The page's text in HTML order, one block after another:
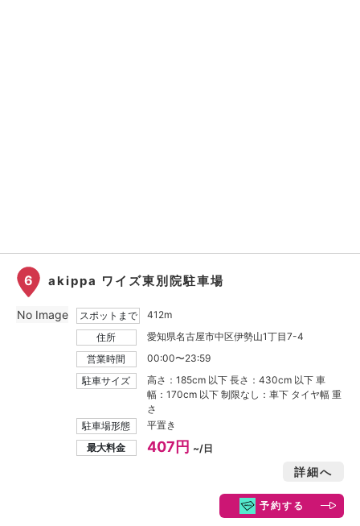
6 akippa ワイズ東別院駐車場
スポットまで
412m
住所
愛知県名古屋市中区伊勢山1丁目7-4
営業時間
00:00〜23:59
駐車サイズ
高さ：185cm 以下 長さ：430cm 以下 車
幅：170cm 以下 制限なし：車下 タイヤ幅 重
さ
駐車場形態
平置き
最大料金
407円 ~/日
詳細へ
予約する
No Image